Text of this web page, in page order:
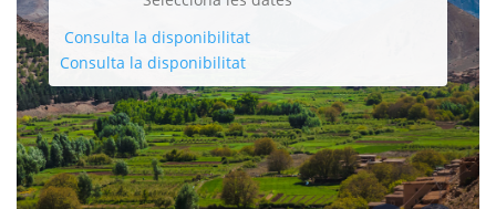
Consulta la disponibilitat
Consulta la disponibilitat